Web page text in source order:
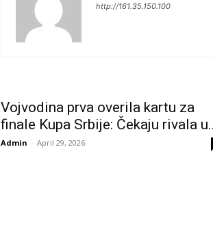
http://161.35.150.100
Vojvodina prva overila kartu za
finale Kupa Srbije: Čekaju rivala
Admin - April 29, 2026